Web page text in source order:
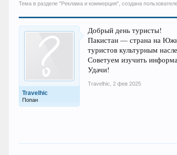
Тема в разделе "Реклама и коммерция", создана
Travelhic
Попан
Добрый день туристы!
Пакистан — страна на
туристов культурным
Советуем изучить
Удачи!
Travelhic 2 фев 2025